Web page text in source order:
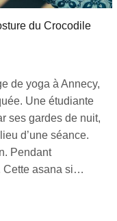
du Crocodile
de yoga à Annecy,
Une étudiante
ses gardes de nuit,
d’une séance.
Pendant
Cette asana si…